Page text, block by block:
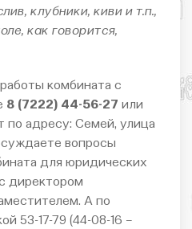
клубники, киви и т.п.,
как говорится,
комбината с
8 (7222) 44-56-27 или
по адресу: Семей, улица
вопросы
для юридических
директором
А по
53-17-79 (44-08-16 –